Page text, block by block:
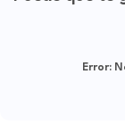
Error: